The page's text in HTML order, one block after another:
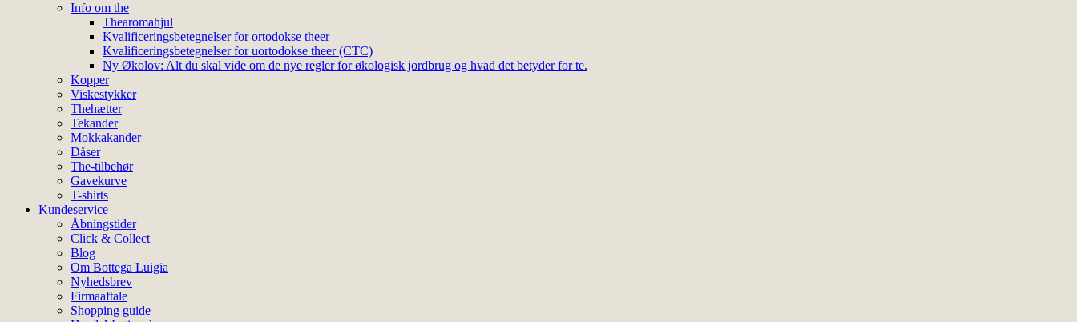
Info om the
Thearomahjul
Kvalificeringsbetegnelser for ortodokse theer
Kvalificeringsbetegnelser for uortodokse theer (CTC)
Ny Økolov: Alt du skal vide om de nye regler for økologisk jordbrug og hvad det betyder for te.
Kopper
Viskestykker
Thehætter
Tekander
Mokkakander
Dåser
The-tilbehør
Gavekurve
T-shirts
Kundeservice
Åbningstider
Click & Collect
Blog
Om Bottega Luigia
Nyhedsbrev
Firmaaftale
Shopping guide